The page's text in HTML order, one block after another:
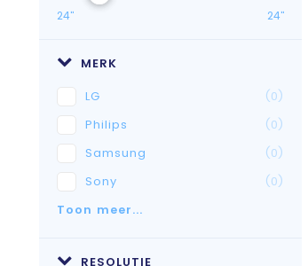
24" 24"
MERK
LG
(0)
Philips
(0)
Samsung
(0)
Sony
(0)
Toon meer...
RESOLUTIE